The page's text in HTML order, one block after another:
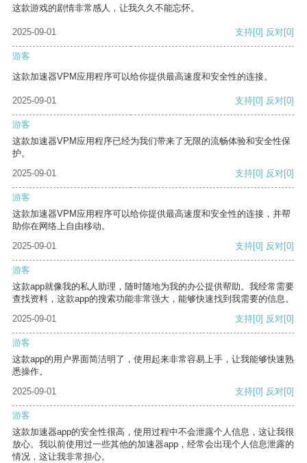
这款游戏的剧情非常感人，让我久久不能忘怀。
2025-09-01 支持[0] 反对[0]
游客
这款加速器VPM应用程序可以给你提供最高速度和安全性的连接。
2025-09-01 支持[0] 反对[0]
游客
这款加速器VPM应用程序已经为我们带来了无限的流畅体验和安全性保
护。
2025-09-01
支持[0] 反对[0]
游客
这款加速器VPM应用程序可以给你提供最高速度和安全性的连接，并帮
助你在网络上自由移动。
2025-09-01
支持[0] 反对[0]
游客
这款app就像我的私人助理，随时随地为我的办公提供帮助。我经常需要
查找资料，这款app的搜索功能非常强大，能够快速找到我需要的信息。
2025-09-01
支持[0] 反对[0]
游客
这款app的用户界面简洁明了，使用起来非常容易上手，让我能够快速熟
悉操作。
2025-09-01
支持[0] 反对[0]
游客
这款加速器app的安全性很高，使用过程中不会泄露个人信息，这让我很
放心。我以前使用过一些其他的加速器app，经常会出现个人信息泄露的
情况，这让我非常担心。